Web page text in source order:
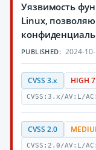
Уязвимость
Linux,
PUBLISHED: 2024-
CVSS 3.x HIGH
CVSS:3.x/AV:L/
CVSS 2.0
CVSS:2.0/AV:L/